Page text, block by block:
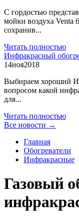
С гордостью
мойки воздуха Venta
сохранив...
Читать полностью
Инфракрасный
14ноя2018
Выбираем хороший
вопросом какой
для...
Читать полностью
Все новости →
Главная
Обогреватели
Инфракрасные
Газовый